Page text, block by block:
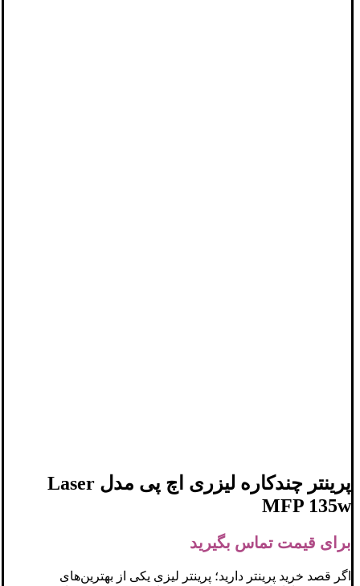
پرینتر چندکاره لیزری اچ پی مدل Laser
MFP 135w
برای قیمت تماس بگیرید
اگر قصد خرید پرینتر دارید؛ پرینتر لیزی یکی از بهترین‌های